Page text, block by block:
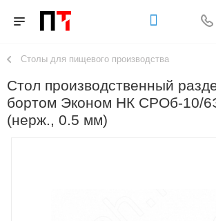
Столы для пищевого производства
Стол производственный
бортом Эконом НК СРОб-10/
(нерж., 0.5 мм)